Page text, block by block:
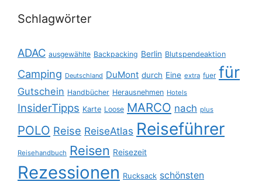
Schlagwörter
ADAC ausgewählte Backpacking Berlin Blutspendeaktion
Camping Deutschland DuMont durch Eine extra fuer für
Gutschein Handbücher Herausnehmen Hotels
InsiderTipps Karte Loose MARCO nach plus
POLO Reise ReiseAtlas Reiseführer
Reisehandbuch Reisen Reisezeit
Rezessionen Rucksack schönsten